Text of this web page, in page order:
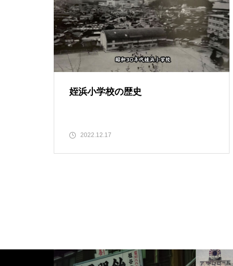
姪浜小学校の歴史
2022.12.17